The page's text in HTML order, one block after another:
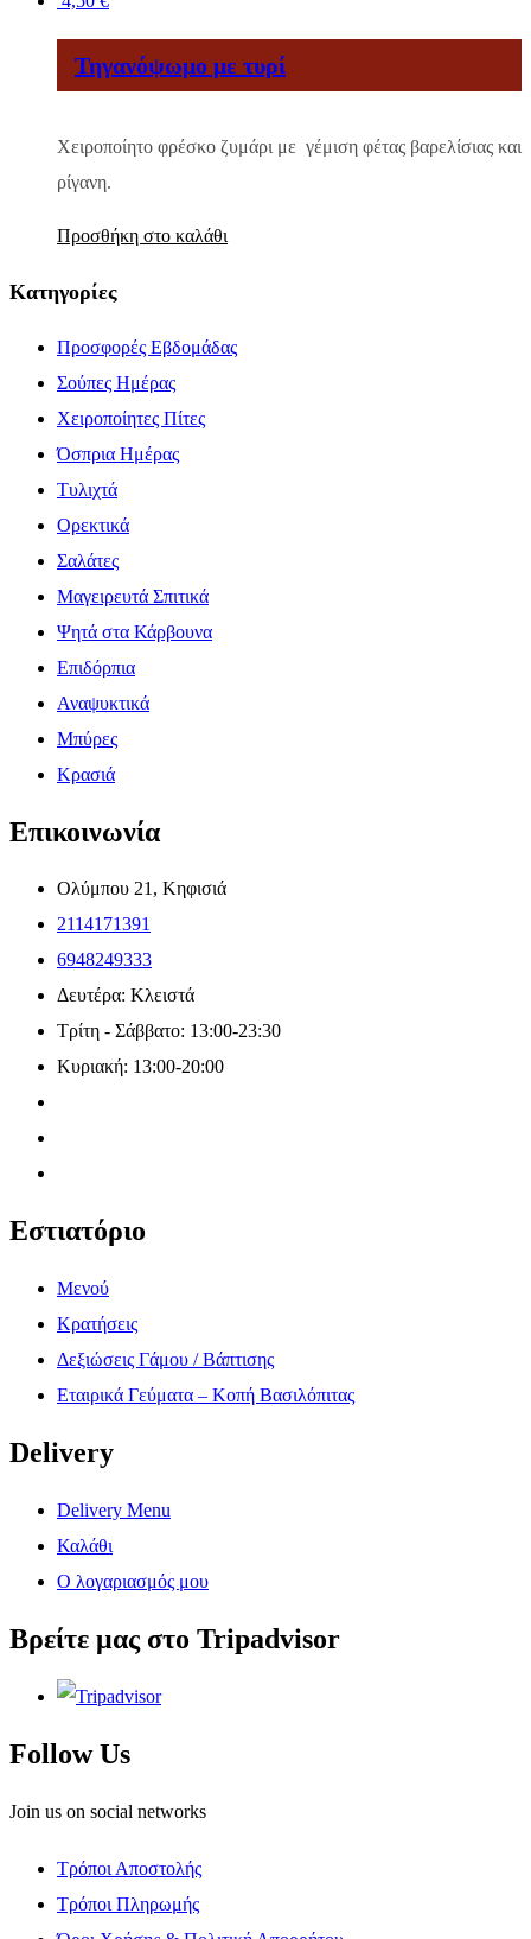
Τηγανόψωμο με τυρί
Χειροποίητο φρέσκο ζυμάρι με γέμιση φέτας βαρελίσιας και
ρίγανη.
Προσθήκη στο καλάθι
Κατηγορίες
Προσφορές Εβδομάδας
Σούπες Ημέρας
Χειροποίητες Πίτες
Όσπρια Ημέρας
Τυλιχτά
Ορεκτικά
Σαλάτες
Μαγειρευτά Σπιτικά
Ψητά στα Κάρβουνα
Επιδόρπια
Αναψυκτικά
Μπύρες
Κρασιά
Επικοινωνία
Ολύμπου 21, Κηφισιά
2114171391
6948249333
Δευτέρα: Κλειστά
Τρίτη - Σάββατο: 13:00-23:30
Κυριακή: 13:00-20:00
Εστιατόριο
Μενού
Κρατήσεις
Δεξιώσεις Γάμου / Βάπτισης
Εταιρικά Γεύματα – Κοπή Βασιλόπιτας
Delivery
Delivery Menu
Καλάθι
Ο λογαριασμός μου
Βρείτε μας στο Tripadvisor
Follow Us
Join us on social networks
Τρόποι Αποστολής
Τρόποι Πληρωμής